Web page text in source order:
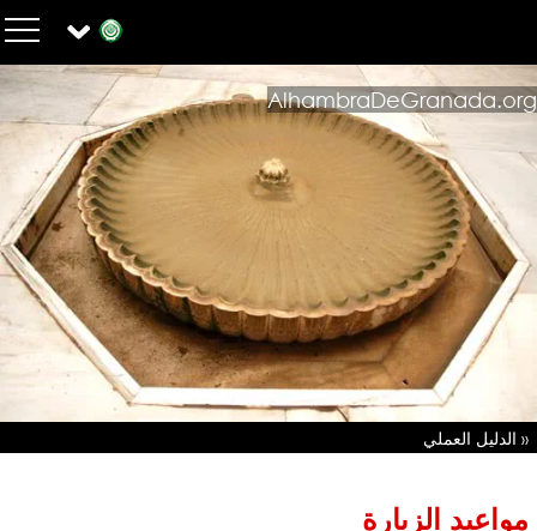
AlhambraDeGranada.org
« الدليل العملي
مواعيد الزيارة